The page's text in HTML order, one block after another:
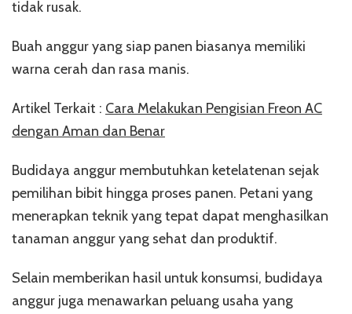
tidak rusak.
Buah anggur yang siap panen biasanya memiliki
warna cerah dan rasa manis.
Artikel Terkait : Cara Melakukan Pengisian Freon AC
dengan Aman dan Benar
Budidaya anggur membutuhkan ketelatenan sejak
pemilihan bibit hingga proses panen. Petani yang
menerapkan teknik yang tepat dapat menghasilkan
tanaman anggur yang sehat dan produktif.
Selain memberikan hasil untuk konsumsi, budidaya
anggur juga menawarkan peluang usaha yang